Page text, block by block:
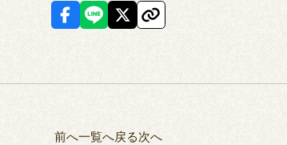
前へ一覧へ戻る次へ